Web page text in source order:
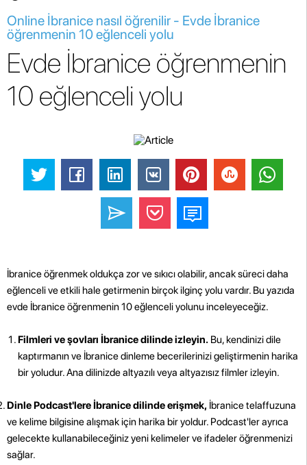
Online İbranice nasıl öğrenilir - Evde İbranice
öğrenmenin 10 eğlenceli yolu
Evde İbranice öğrenmenin
10 eğlenceli yolu
İbranice öğrenmek oldukça zor ve sıkıcı olabilir, ancak süreci daha
eğlenceli ve etkili hale getirmenin birçok ilginç yolu vardır. Bu yazıda
evde İbranice öğrenmenin 10 eğlenceli yolunu inceleyeceğiz.
Filmleri ve şovları İbranice dilinde izleyin. Bu, kendinizi dile
kaptırmanın ve İbranice dinleme becerilerinizi geliştirmenin harika
bir yoludur. Ana dilinizde altyazılı veya altyazısız filmler izleyin.
Dinle Podcast'lere İbranice dilinde erişmek, İbranice telaffuzuna
ve kelime bilgisine alışmak için harika bir yoldur. Podcast'ler ayrıca
gelecekte kullanabileceğiniz yeni kelimeler ve ifadeler öğrenmenizi
sağlar.